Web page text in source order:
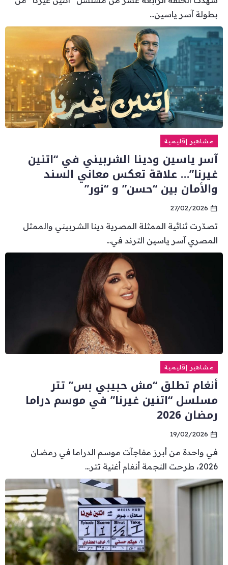
بطولة آسر ياسين...
مشاهير إقليمية
آسر ياسين ودينا الشربيني في “اتنين
غيرنا”… علاقة تعكس معاني السند
والأمان بين “حسن” و “نور”
27/02/2026
تصدّرت ثنائية الممثلة المصرية دينا الشربيني والممثل
المصري آسر ياسين الترند في...
مشاهير إقليمية
أنغام تطلق “مش حبيبي بس” تتر
مسلسل “اتنين غيرنا” في موسم دراما
رمضان 2026
19/02/2026
في واحدة من أبرز مفاجآت موسم الدراما في رمضان
2026، طرحت النجمة أنغام أغنية تتر...